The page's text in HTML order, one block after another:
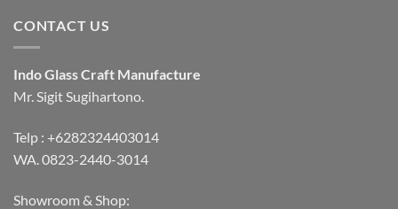
CONTACT US
Indo Glass Craft Manufacture
Mr. Sigit Sugihartono.
Telp : +6282324403014
WA. 0823-2440-3014
Showroom & Shop: